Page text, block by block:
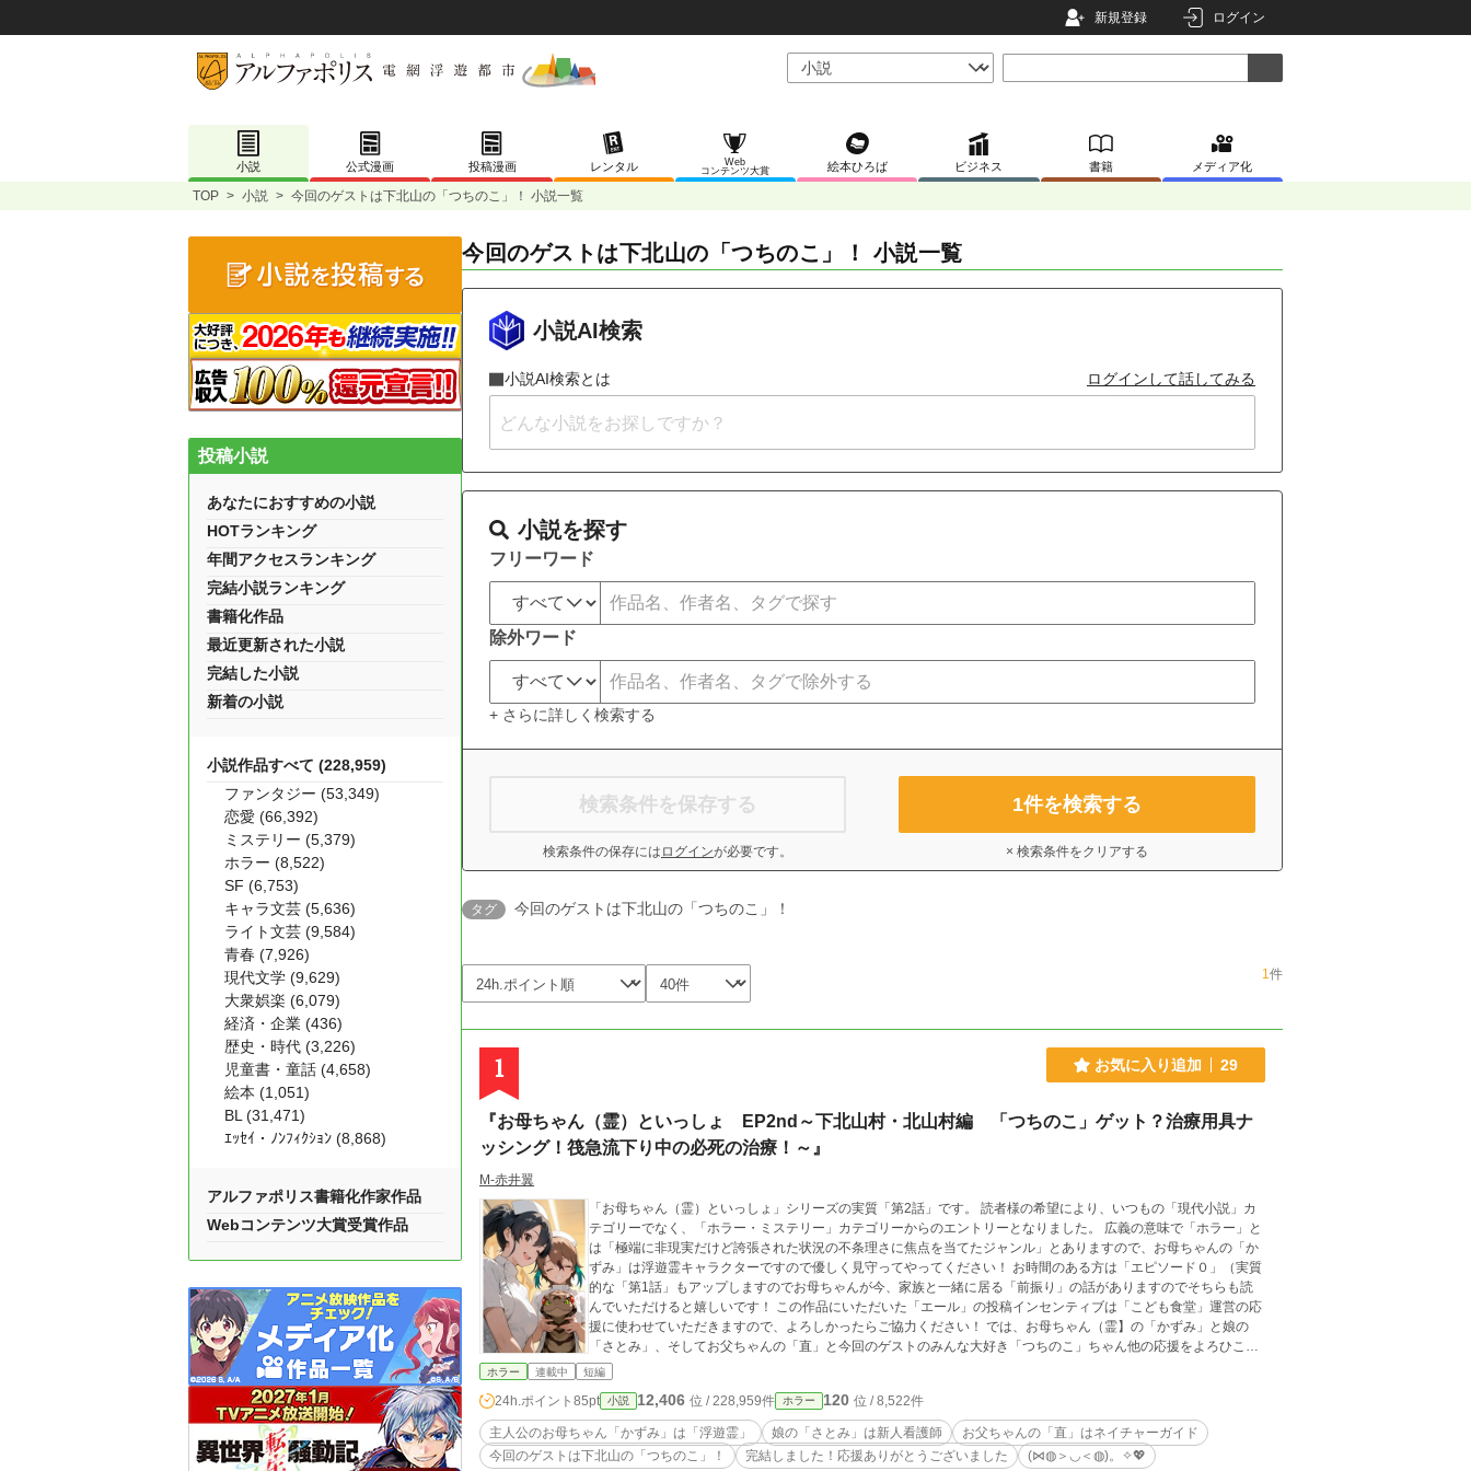
新規登録 ログイン
小説 公式漫画 投稿漫画 レンタル
Web
コンテンツ大賞
絵本ひろば ビジネス 書籍 メディア化
TOP > 小説 > 今回のゲストは下北山の「つちのこ」！ 小説一覧
今回のゲストは下北山の「つちのこ」！ 小説一覧
小説AI検索
小説AI検索とは ログインして話してみる
小説を探す
フリーワード
除外ワード
+ さらに詳しく検索する
検索条件を保存する
検索条件の保存には ログインが必要です。
1件を検索する
× 検索条件をクリアする
タグ 今回のゲストは下北山の「つちのこ」！
1件
1 お気に入り追加 29
『お母ちゃん（霊）といっしょ EP2nd～下北山村・北山村編 「つちのこ」ゲット？治療用具ナ
ッシング！筏急流下り中の必死の治療！～』
M‐赤井翼
「お母ちゃん（霊）といっしょ」シリーズの実質「第2話」です。 読者様の希望により、いつもの「現代小説」カ
テゴリーでなく、「ホラー・ミステリー」カテゴリーからのエントリーとなりました。 広義の意味で「ホラー」と
は「極端に非現実だけど誇張された状況の不条理さに焦点を当てたジャンル」とありますので、お母ちゃんの「か
ずみ」は浮遊霊キャラクターですので優しく見守ってやってください！ お時間のある方は「エピソード０」（実質
的な「第1話」もアップしますのでお母ちゃんが今、家族と一緒に居る「前振り」の話がありますのでそちらも読
んでいただけると嬉しいです！ この作品にいただいた「エール」の投稿インセンティブは「こども食堂」運営の応
援に使わせていただきますので、よろしかったらご協力ください！ では、お母ちゃん（霊】の「かずみ」と娘の
「さとみ」、そしてお父ちゃんの「直」と今回のゲストのみんな大好き「つちのこ」ちゃん他の応援をよろひこ
ー！ (⋈◍＞◡＜◍)。✧💖
ホラー 連載中 短編
24h.ポイント 85pt 小説 12,406 位 / 228,959件 ホラー 120 位 / 8,522件
主人公のお母ちゃん「かずみ」は「浮遊霊」 娘の「さとみ」は新人看護師
お父ちゃんの「直」はネイチャーガイド
今回のゲストは下北山の「つちのこ」！
完結しました！応援ありがとうございました (⋈◍＞◡＜◍)。✧💖
投稿小説
あなたにおすすめの小説
HOTランキング
年間アクセスランキング
完結小説ランキング
書籍化作品
最近更新された小説
完結した小説
新着の小説
小説作品すべて (228,959)
ファンタジー (53,349)
恋愛 (66,392)
ミステリー (5,379)
ホラー (8,522)
SF (6,753)
キャラ文芸 (5,636)
ライト文芸 (9,584)
青春 (7,926)
現代文学 (9,629)
大衆娯楽 (6,079)
経済・企業 (436)
歴史・時代 (3,226)
児童書・童話 (4,658)
絵本 (1,051)
BL (31,471)
ｴｯｾｲ・ﾉﾝﾌｨｸｼｮﾝ (8,868)
アルファポリス書籍化作家作品
Webコンテンツ大賞受賞作品